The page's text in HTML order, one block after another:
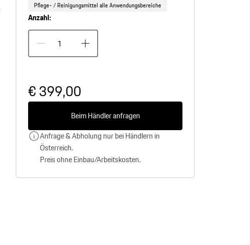
Pflege- / Reinigungsmittel alle Anwendungsbereiche
Anzahl:
€ 399,00
Beim Händler anfragen
Anfrage & Abholung nur bei Händlern in
Österreich.
Preis ohne Einbau/Arbeitskosten.